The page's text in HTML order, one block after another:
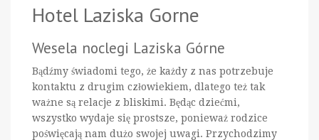
Hotel Laziska Gorne
Wesela noclegi Laziska Górne
Bądźmy świadomi tego, że każdy z nas potrzebuje
kontaktu z drugim człowiekiem, dlatego też tak
ważne są relacje z bliskimi. Będąc dziećmi,
wszystko wydaje się prostsze, ponieważ rodzice
poświęcają nam dużo swojej uwagi. Przychodzimy